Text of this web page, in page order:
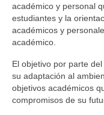
académico y personal
estudiantes y la
académicos y
académico.
El objetivo por parte
su adaptación al
objetivos académicos
compromisos de su